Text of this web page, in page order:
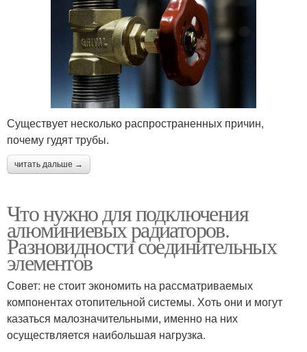
Существует несколько распространенных причин,
почему гудят трубы.
читать дальше →
Что нужно для подключения
алюминиевых радиаторов.
Разновидности соединительных
элементов
Совет: не стоит экономить на рассматриваемых
компонентах отопительной системы. Хоть они и могут
казаться малозначительными, именно на них
осуществляется наибольшая нагрузка.